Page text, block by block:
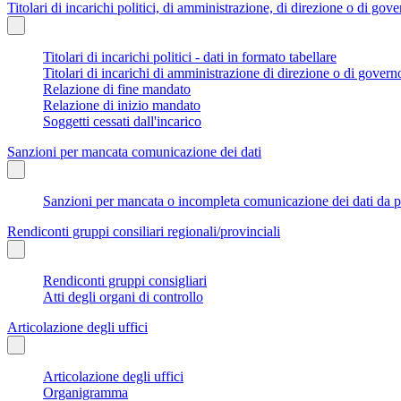
Titolari di incarichi politici, di amministrazione, di direzione o di
Titolari di incarichi politici - dati in formato tabellare
Titolari di incarichi di amministrazione di direzione o di
Relazione di fine mandato
Relazione di inizio mandato
Soggetti cessati dall'incarico
Sanzioni per mancata comunicazione dei dati
Sanzioni per mancata o incompleta comunicazione dei dati
Rendiconti gruppi consiliari regionali/provinciali
Rendiconti gruppi consigliari
Atti degli organi di controllo
Articolazione degli uffici
Articolazione degli uffici
Organigramma